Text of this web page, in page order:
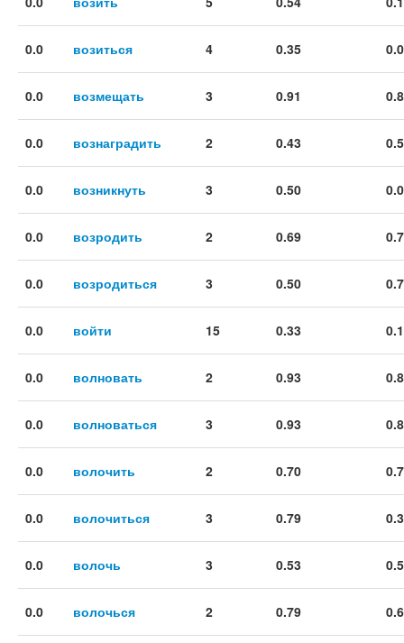
0.0 возиться 4 0.35
0.0 возмещать 3 0.91
0.0 вознаградить 2 0.43
0.0 возникнуть 3 0.50
0.0 возродить 2 0.69
0.0 возродиться 3 0.50
0.0 войти 15 0.33
0.0 волновать 2 0.93
0.0 волноваться 3 0.93
0.0 волочить 2 0.70
0.0 волочиться 3 0.79
0.0 волочь 3 0.53
0.0 волочься 2 0.79